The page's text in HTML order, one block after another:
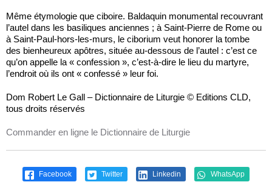
Même étymologie que ciboire. Baldaquin monumental recouvrant
l’autel dans les basiliques anciennes ; à Saint-Pierre de Rome ou
à Saint-Paul-hors-les-murs, le ciborium veut honorer la tombe
des bienheureux apôtres, située au-dessous de l’autel : c’est ce
qu’on appelle la « confession », c’est-à-dire le lieu du martyre,
l’endroit où ils ont « confessé » leur foi.
Dom Robert Le Gall – Dictionnaire de Liturgie © Editions CLD,
tous droits réservés
Commander en ligne le Dictionnaire de Liturgie
Facebook Twitter Linkedin WhatsApp